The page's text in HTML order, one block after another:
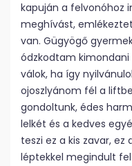
kapuján a felvonóhoz
meghívást,
van. Gügyögő
ódzkodtam
válok, ha így
ojoszlyánom fél a
gondoltunk, édes
lelkét és a kedves
teszi ez a kis zavar, ez
léptekkel megindult